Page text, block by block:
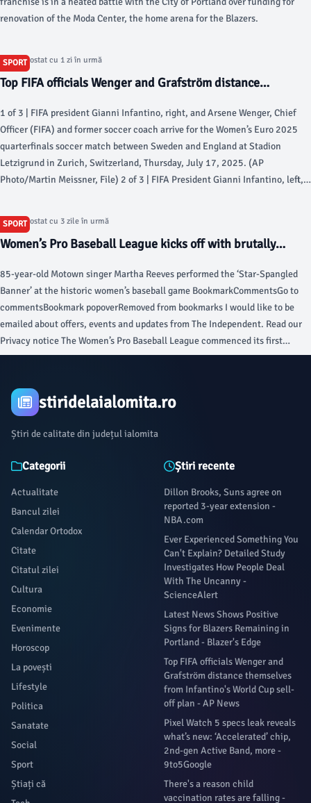
renovation of the Moda Center, the home arena for the Blazers.
SPORT
Articol postat cu 1 zi în urmă
Top FIFA officials Wenger and Grafström distance
News
1 of 3 | FIFA president Gianni Infantino, right, and Arsene Wenger, Chief
Officer (FIFA) and former soccer coach arrive for the Women’s Euro 2025
quarterfinals soccer match between Sweden and England at Stadion
Letzigrund in Zurich, Switzerland, Thursday, July 17, 2025. (AP
Photo/Martin Meissner, File) 2 of 3 | FIFA President Gianni Infantino, left,
2025.
SPORT
Articol postat cu 3 zile în urmă
Women’s Pro Baseball League kicks off with brutally
85-year-old Motown singer Martha Reeves performed the ‘Star-Spangled
Banner’ at the historic women’s baseball game BookmarkCommentsGo to
commentsBookmark popoverRemoved from bookmarks I would like to be
emailed about offers, events and updates from The Independent. Read our
Privacy notice The Women’s Pro Baseball League commenced its first
season Saturday as the New York Heights took on the Los Angeles Queens
stiridelaialomita.ro
Știri de calitate din județul ialomita
Categorii
Actualitate
Bancul zilei
Calendar Ortodox
Citate
Citatul zilei
Cultura
Economie
Evenimente
Horoscop
La povești
Lifestyle
Politica
Sanatate
Social
Sport
Știați că
Știri recente
Dillon Brooks, Suns agree on
reported 3-year extension -
NBA.com
Ever Experienced Something You
Can't Explain? Detailed Study
Investigates How People Deal
With The Uncanny -
ScienceAlert
Latest News Shows Positive
Signs for Blazers Remaining in
Portland - Blazer's Edge
Top FIFA officials Wenger and
Grafström distance themselves
from Infantino's World Cup sell-
off plan - AP News
Pixel Watch 5 specs leak reveals
what’s new: ‘Accelerated’ chip,
2nd-gen Active Band, more -
9to5Google
There's a reason child
vaccination rates are falling -